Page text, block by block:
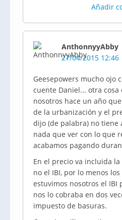
Añadir
AnthonnyyAbby
27/04/2015 12:46
Geesepowers mucho ojo
cuente Daniel... otra cosa
nosotros hace un año
de la urbanización y el
dijo (de palabra) no tiene
nada que ver con lo que
acabamos pagando
En el precio va incluida
no el IBI, por lo menos
estuvimos nosotros el IBI
nos lo cobraba en dos
impuesto de basuras.